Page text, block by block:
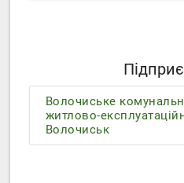
Волочиське
житлово-
Волочиськ